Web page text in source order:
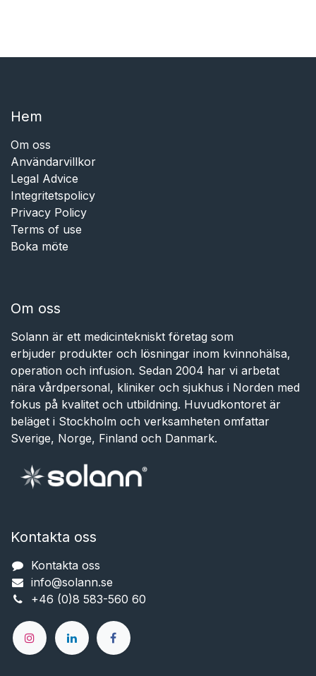
Hem​​
Om oss
Användarvillkor
Legal Advice
Integritetspolicy
Privacy Policy
Terms of use
Boka möte
Om oss
Solann är ett medicintekniskt företag som
erbjuder produkter och lösningar inom kvinnohälsa,
operation och infusion. Sedan 2004 har vi arbetat
nära vårdpersonal, kliniker och sjukhus i Norden med
fokus på kvalitet och utbildning. Huvudkontoret är
beläget i Stockholm och verksamheten omfattar
Sverige, Norge, Finland och Danmark.
Kontakta oss
Kontakta oss
info@solann.se​​​​​​
+46 (0)8 583-560 60